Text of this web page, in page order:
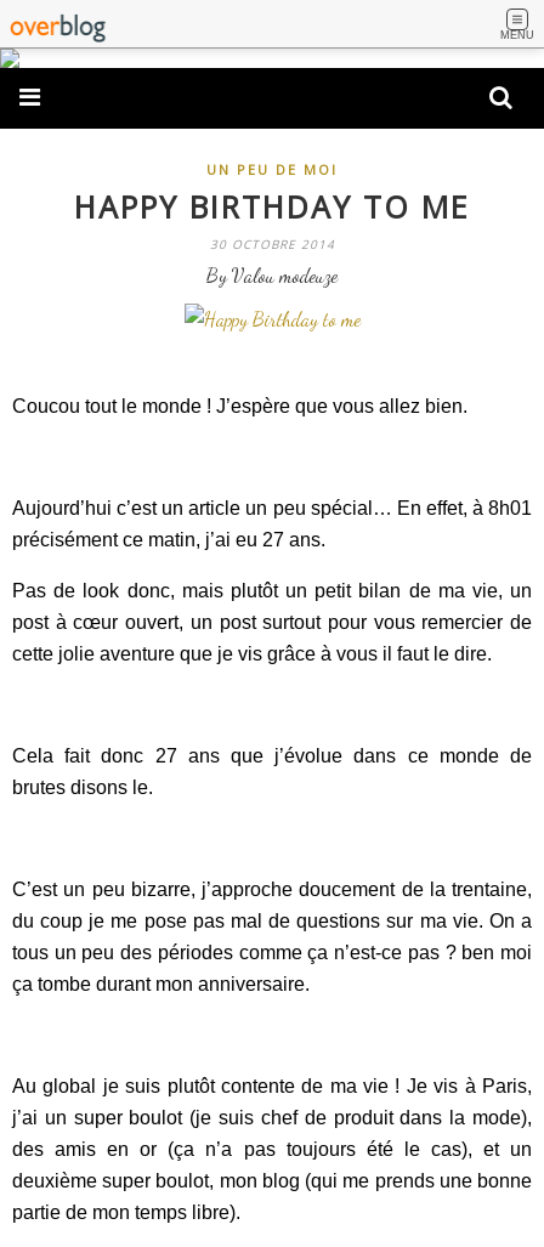
MENU
UN PEU DE MOI
HAPPY BIRTHDAY TO ME
30 OCTOBRE 2014
By Valou modeuze
Coucou tout le monde ! J’espère que vous allez bien.
Aujourd’hui c’est un article un peu spécial… En effet, à 8h01
précisément ce matin, j’ai eu 27 ans.
Pas de look donc, mais plutôt un petit bilan de ma vie, un
post à cœur ouvert, un post surtout pour vous remercier de
cette jolie aventure que je vis grâce à vous il faut le dire.
Cela fait donc 27 ans que j’évolue dans ce monde de
brutes disons le.
C’est un peu bizarre, j’approche doucement de la trentaine,
du coup je me pose pas mal de questions sur ma vie. On a
tous un peu des périodes comme ça n’est-ce pas ? ben moi
ça tombe durant mon anniversaire.
Au global je suis plutôt contente de ma vie ! Je vis à Paris,
j’ai un super boulot (je suis chef de produit dans la mode),
des amis en or (ça n’a pas toujours été le cas), et un
deuxième super boulot, mon blog (qui me prends une bonne
partie de mon temps libre).